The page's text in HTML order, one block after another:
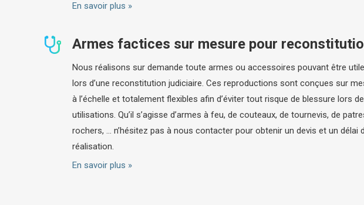
En savoir plus »
Armes factices sur mesure pour
Nous réalisons sur demande toute armes ou accessoires pouvant être
lors d’une reconstitution judiciaire. Ces reproductions sont conçues sur
à l’échelle et totalement flexibles afin d’éviter tout risque de blessure lors
utilisations. Qu’il s’agisse d’armes à feu, de couteaux, de tournevis, de
rochers, … n’hésitez pas à nous contacter pour obtenir un devis et un délai
réalisation.
En savoir plus »